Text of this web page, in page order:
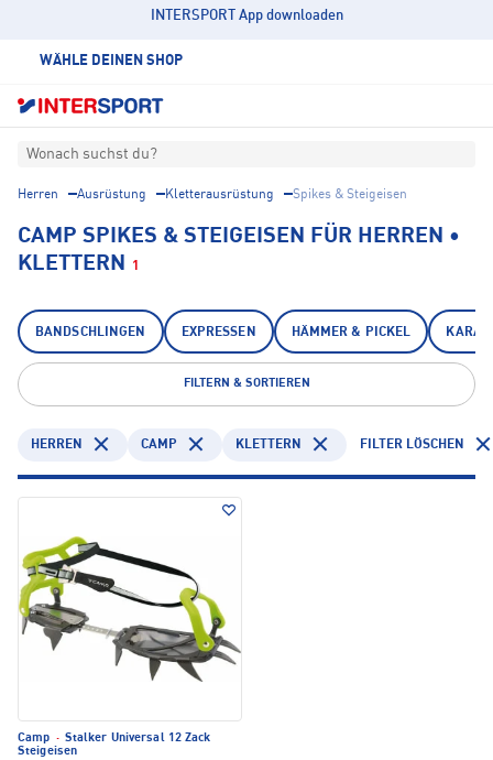
INTERSPORT App downloaden
WÄHLE DEINEN SHOP
Wonach suchst du?
Herren Ausrüstung Kletterausrüstung Spikes & Steigeisen
CAMP SPIKES & STEIGEISEN FÜR HERREN •
KLETTERN
1
BANDSCHLINGEN EXPRESSEN HÄMMER & PICKEL
FILTERN & SORTIEREN
HERREN CAMP KLETTERN FILTER LÖSCHEN
Camp · Stalker Universal 12 Zack
Steigeisen